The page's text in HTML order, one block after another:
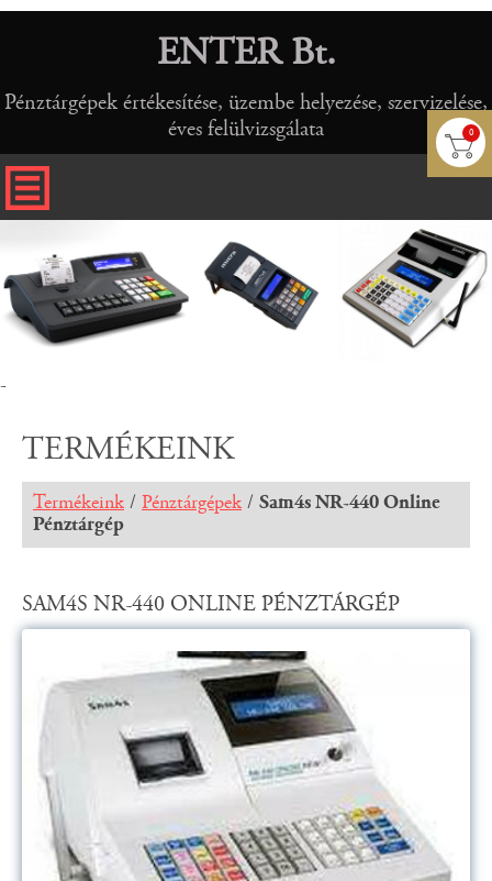
0
ENTER Bt.
Pénztárgépek értékesítése, üzembe helyezése, szervizelése,
éves felülvizsgálata
-
TERMÉKEINK
Termékeink / Pénztárgépek / Sam4s NR-440 Online
Pénztárgép
SAM4S NR-440 ONLINE PÉNZTÁRGÉP